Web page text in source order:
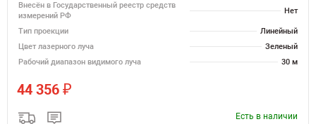
Внесён в Государственный реестр средств
измерений РФ
Нет
Тип проекции
Линейный
Цвет лазерного луча
Зеленый
Рабочий диапазон видимого луча
30 м
44 356 ₽
Есть в наличии